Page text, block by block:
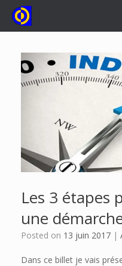
content
Les 3 étapes
une
Posted on 13 juin 2017 |
Dans ce billet je vais